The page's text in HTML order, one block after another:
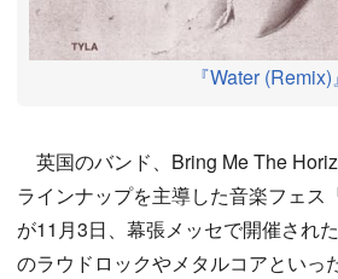
『Water (Remix)
英国のバンド、Bring Me The
ラインナップを主導した音楽フェス
が11月3日、幕張メッセで開催され
のラウドロックやメタルコアといっ